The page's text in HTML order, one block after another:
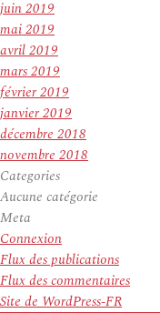
juin 2019
mai 2019
avril 2019
mars 2019
février 2019
janvier 2019
décembre 2018
novembre 2018
Categories
Aucune catégorie
Meta
Connexion
Flux des publications
Flux des commentaires
Site de WordPress-FR